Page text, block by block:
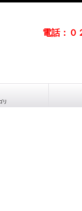
電話：０
リ